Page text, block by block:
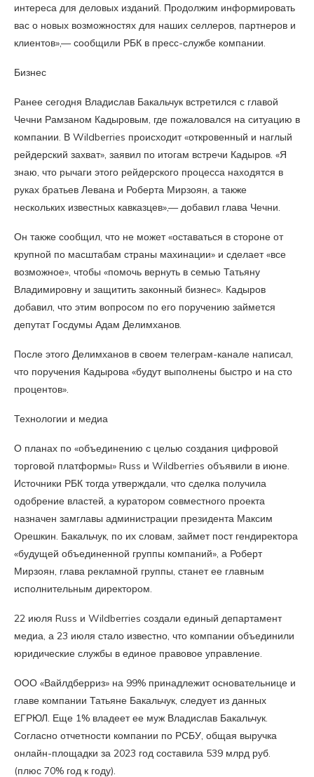
интереса для деловых изданий. Продолжим информировать
вас о новых возможностях для наших селлеров, партнеров и
клиентов»,— сообщили РБК в пресс-службе компании.
Бизнес
Ранее сегодня Владислав Бакальчук встретился с главой
Чечни Рамзаном Кадыровым, где пожаловался на ситуацию в
компании. В Wildberries происходит «откровенный и наглый
рейдерский захват», заявил по итогам встречи Кадыров. «Я
знаю, что рычаги этого рейдерского процесса находятся в
руках братьев Левана и Роберта Мирзоян, а также
нескольких известных кавказцев»,— добавил глава Чечни.
Он также сообщил, что не может «оставаться в стороне от
крупной по масштабам страны махинации» и сделает «все
возможное», чтобы «помочь вернуть в семью Татьяну
Владимировну и защитить законный бизнес». Кадыров
добавил, что этим вопросом по его поручению займется
депутат Госдумы Адам Делимханов.
После этого Делимханов в своем телеграм-канале написал,
что поручения Кадырова «будут выполнены быстро и на сто
процентов».
Технологии и медиа
О планах по «объединению с целью создания цифровой
торговой платформы» Russ и Wildberries объявили в июне.
Источники РБК тогда утверждали, что сделка получила
одобрение властей, а куратором совместного проекта
назначен замглавы администрации президента Максим
Орешкин. Бакальчук, по их словам, займет пост гендиректора
«будущей объединенной группы компаний», а Роберт
Мирзоян, глава рекламной группы, станет ее главным
исполнительным директором.
22 июля Russ и Wildberries создали единый департамент
медиа, а 23 июля стало известно, что компании объединили
юридические службы в единое правовое управление.
ООО «Вайлдберриз» на 99% принадлежит основательнице и
главе компании Татьяне Бакальчук, следует из данных
ЕГРЮЛ. Еще 1% владеет ее муж Владислав Бакальчук.
Согласно отчетности компании по РСБУ, общая выручка
онлайн-площадки за 2023 год составила 539 млрд руб.
(плюс 70% год к году).